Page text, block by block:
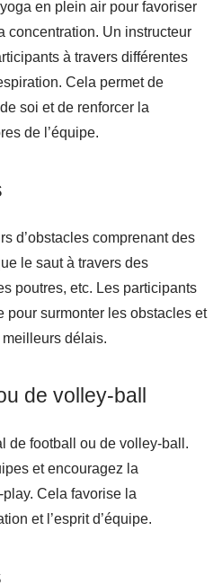
en plein air pour favoriser
concentration. Un instructeur
à travers différentes
Cela permet de
soi et de renforcer la
de l’équipe.
d’obstacles comprenant des
le saut à travers des
poutres, etc. Les participants
pour surmonter les obstacles et
délais.
de volley-ball
de football ou de volley-ball.
et encouragez la
Cela favorise la
et l’esprit d’équipe.